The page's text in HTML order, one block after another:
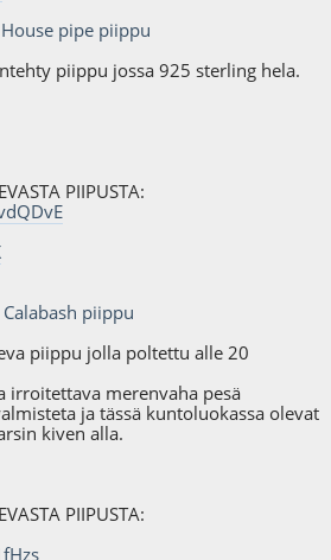
pipe piippu
piippu jossa 925 sterling hela.
PIIPUSTA:
piippu
piippu jolla poltettu alle 20
irroitettava merenvaha pesä
ja tässä kuntoluokassa olevat
kiven alla.
PIIPUSTA: